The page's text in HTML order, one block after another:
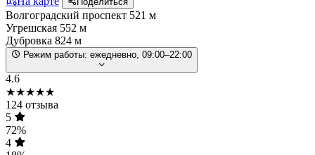
Волгоградский проспект 521 м
Угрешская 552 м
Дубровка 824 м
Режим работы: ежедневно, 09:00–22:00
4.6
★★★★★
124 отзыва
5
72%
4